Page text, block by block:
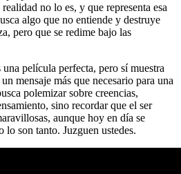
no lo es, y que representa esa
algo que no entiende y destruye
pero que se redime bajo las
una película perfecta, pero sí muestra
mensaje más que necesario para una
polemizar sobre creencias,
sino recordar que el ser
aunque hoy en día se
lo son tanto. Juzguen ustedes.